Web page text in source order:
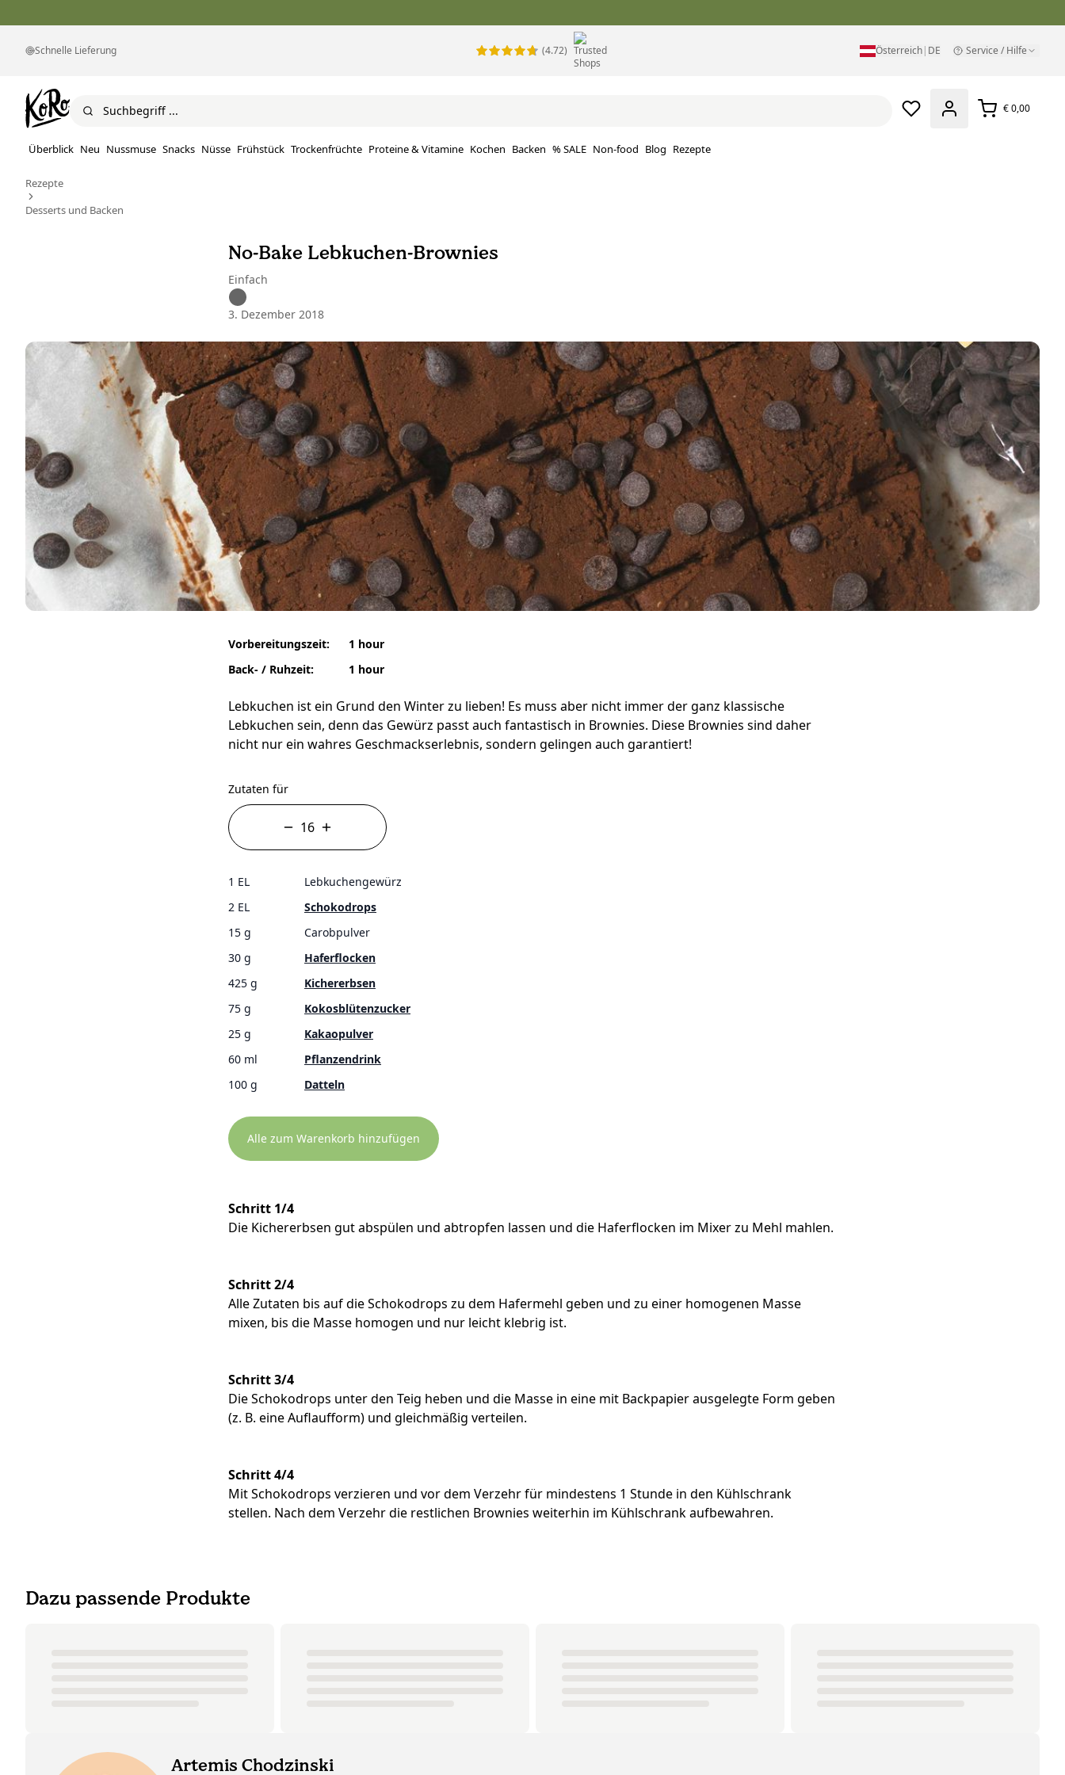
Schnelle Lieferung (4.72) Österreich| DE Service / Hilfe
€ 0,00
Überblick Neu Nussmuse Snacks Nüsse Frühstück Trockenfrüchte Proteine ​​& Vitamine Kochen Backen % SALE Non-food Blog Rezepte
Rezepte
Desserts und Backen
No-Bake Lebkuchen-Brownies
Einfach
3. Dezember 2018
Vorbereitungszeit:
Back- / Ruhzeit:
1 hour
1 hour
Lebkuchen ist ein Grund den Winter zu lieben! Es muss aber nicht immer der ganz klassische
Lebkuchen sein, denn das Gewürz passt auch fantastisch in Brownies. Diese Brownies sind daher
nicht nur ein wahres Geschmackserlebnis, sondern gelingen auch garantiert!
Zutaten für
1 EL
Lebkuchengewürz
2 EL
Schokodrops
15 g
Carobpulver
30 g
Haferflocken
425 g
Kichererbsen
75 g
Kokosblütenzucker
25 g
Kakaopulver
60 ml
Pflanzendrink
100 g
Datteln
Alle zum Warenkorb hinzufügen
Schritt 1/4
Die Kichererbsen gut abspülen und abtropfen lassen und die Haferflocken im Mixer zu Mehl mahlen.
Schritt 2/4
Alle Zutaten bis auf die Schokodrops zu dem Hafermehl geben und zu einer homogenen Masse
mixen, bis die Masse homogen und nur leicht klebrig ist.
Schritt 3/4
Die Schokodrops unter den Teig heben und die Masse in eine mit Backpapier ausgelegte Form geben
(z. B. eine Auflaufform) und gleichmäßig verteilen.
Schritt 4/4
Mit Schokodrops verzieren und vor dem Verzehr für mindestens 1 Stunde in den Kühlschrank
stellen. Nach dem Verzehr die restlichen Brownies weiterhin im Kühlschrank aufbewahren.
Dazu passende Produkte
Artemis Chodzinski